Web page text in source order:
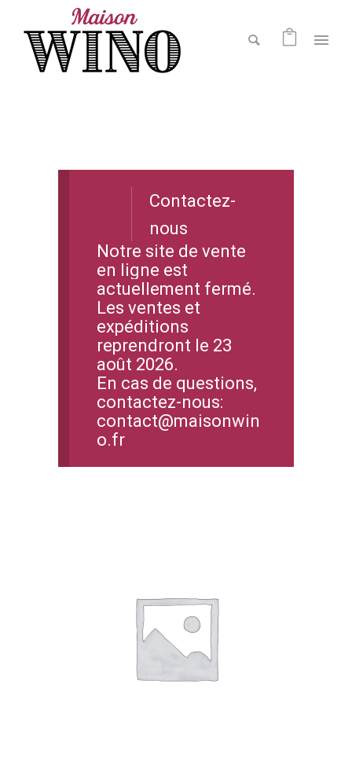
Contactez-
nous
Notre site de vente
en ligne est
actuellement fermé.
Les ventes et
expéditions
reprendront le 23
août 2026.
En cas de questions,
contactez-nous:
contact@maisonwin
o.fr